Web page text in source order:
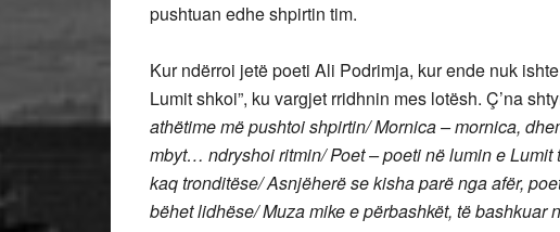
pushtuan edhe shpirtin tim.
Kur ndërroi jetë poeti Ali Podrimja, kur ende nuk
Lumit shkoi”, ku vargjet rridhnin mes lotësh. Ç’na
athëtime më pushtoi shpirtin/ Mornica – mornica,
mbyt… ndryshoi ritmin/ Poet – poeti në lumin e
kaq tronditëse/ Asnjëherë se kisha parë nga afër,
bëhet lidhëse/ Muza mike e përbashkët, të bashkuar